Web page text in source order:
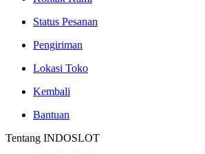
Status Pesanan
Pengiriman
Lokasi Toko
Kembali
Bantuan
Tentang INDOSLOT